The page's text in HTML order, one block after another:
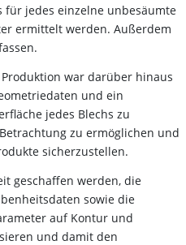
jedes einzelne unbesäumte
ermittelt werden. Außerdem
war darüber hinaus
und ein
jedes Blechs zu
zu ermöglichen und
sicherzustellen.
geschaffen werden, die
sowie die
auf Kontur und
und damit den